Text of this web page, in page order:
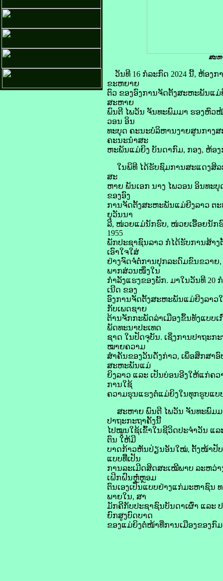
ສະຫ
ວັນທີ 16 ກໍລະກົດ 2024 ນີ້, ຫ້ອງ
ຂະຫຍາຍ
ຕົວ ຂອງອົງການຈັດຕັ້ງສະຫະພັນແມ່ຍີ
ສະຫາຍ
ພົນຕີ ໄພວັນ ຈັນທະພົມມາ ຮອງຫົວ
ວອນ ອິນ
ທະບຸດ ຄະນະບໍລິຫານງາຍສູນກາງ
ຄະນະນໍາສະ
ຫະພັນແມ່ຍິງ ບັນດາກົມ, ກອງ, ຫ້ອ
ໃນພິທີ ໄດ້ຮັບຊົມການສະແດງສິລ
ສະ
ຫາຍ ພັນເອກ ນາງ ໄພວອນ ອິນທະ
ຂອງອົງ
ການຈັດຕັ້ງສະຫະພັນແມ່ຍີງລາວ ຕ
ຍຸວັນນາ
ລີ, ໜ່ວຍແມ່ນັກຮົບ, ໜ່ວຍເອື້ອຍນັກ
1955
ພັກປະຊາຊົນລາວ ກໍໄດ້ຮັບການສ້າ
ເອົາໃຈໃສ່
ຢ່າງຈົດຈໍ່ຕໍ່ການປຸກລະດົມຂົນຂວາຍ
ພາກສ່ວນໜຶ່ງໃນ
ກໍາລັງແຮງຂອງພັກ. ມາໃນວັນທີ 20
ເນີດ ຂອງ
ອົງການຈັດຕັ້ງສະຫະພັນແມ່ຍີງລາວ
ກັບເພດຊາຍ
ຕ້ານຈັກກະພັດລ່າເມືອງຂຶ້ນທັງແບບ
ພັດທະນາປະເທດ
ຊາດ ໃນປັດຈຸບັນ. ເຊິ່ງການປາຖະກ
ໝາຍຄວາມ
ສຳຄັນຂອງວັນດັ່ງກ່າວ, ເພຶ່ອສຶກສາ
ສະຫະພັນແມ່
ຍິງລາວ ແລະ ເປັນບ່ອນອີງໃຫ້ແກ່ຄ
ການໃຊ້
ຄວາມຮຸນແຮງຕໍ່ແມ່ຍິງໃນທຸກຮູບແບ
ສະຫາຍ ພົນຕີ ໄພວັນ ຈັນທະພົມມ
ປາຖະກະຖາຄັ້ງນີ້
ໄປໝູນໃຊ້ເຂົ້າໃນຊີວິດປະຈຳວັນ ແ
ຕົນ ໃຫ້ມີ
ບາດກ້າວຫັນປ່ຽນອັນໃໝ່, ຕັ້ງໜ້າປັ
ແບບທີ່ີເປັນ
ການລະເມີດສິດສະເໝີພາບ ລະຫວ່
ເຝິກຝົນຫຼໍ່ຫຼອມ
ຕົນເອງເປັນແບບຢ່າງແກ່ມະຫາຊົນ
ພາຍໃນ, ສາ
ມັກຄີກັບປະຊາຊົນບັນດາເຜົ່າ ແລະ
ຍົກສູງບົດບາດ
ຂອງແມ່ຍິງຕໍ່ໜ້າທີ່ການເມືອງຂອງກົ